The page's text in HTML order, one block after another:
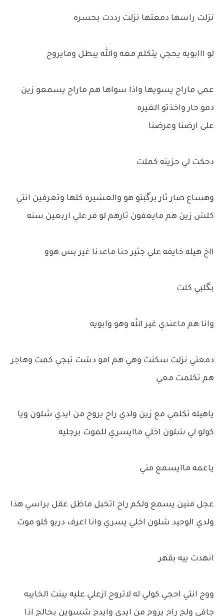
نزلت راسها دمعتها نزلت رددت بحسره
لو ااابويه يحجي يتكلم معه والله يبطل ومايروح
عمي ماراح يسويها واذا سواها هم ماراح يسمعو زين
دمو حار واخذتو الغيره
على ارضنا وعرضنا
دحكت لي حزينه كملت
وهساع صار ثار برگبتو هو والعشيره كلها وتعرفين انتي
كلش زين هم مايعفون ثارهم لو مر علي اربعين سنه
ااخ هيله خايفه علي جثير حنا ماعدنا غير بس هوو
بگلبي كلت
وانا هم ماعندي غير الله وهو وابويه
دمعتي نزلت سكتت وهي هم امو دشت تبجي كمت وهاجر
هم تكلمت معي
ياهيله تكلمي مع زين ولدي راح يروح من ايدي شلون ويا
كولو لي شلون اخلي ماايسري للموت برجليه
ياعمه ماايسمع مني
عجل منين يسمع ولكم راح اتخبل ماظل عقل براسي هذا
ولدي الوحيد شلون اخلي يسري وانا اعرف دربو كلو موت
انهدت بيه بقهر
ووج انتي احجي كولي له لاتروح ازعلي عليه يبنت الخايبه
جافي ولج راح يروح من ايدي وايدج شسوين بحالج اذا